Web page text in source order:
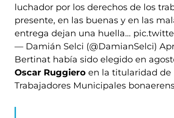
luchador por los derechos de los
presente, en las buenas y en las
entrega dejan una huella…
— Damián Selci (@DamianSelci)
Bertinat había sido elegido en
Oscar Ruggiero en la titularidad de
Trabajadores Municipales